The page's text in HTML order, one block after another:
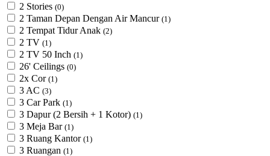
2 Stories (0)
2 Taman Depan Dengan Air Mancur (1)
2 Tempat Tidur Anak (2)
2 TV (1)
2 TV 50 Inch (1)
26' Ceilings (0)
2x Cor (1)
3 AC (3)
3 Car Park (1)
3 Dapur (2 Bersih + 1 Kotor) (1)
3 Meja Bar (1)
3 Ruang Kantor (1)
3 Ruangan (1)